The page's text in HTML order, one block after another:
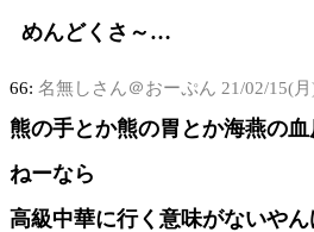
めんどくさ～…
66: 名無しさん＠おーぷん 21/02/15(
熊の手とか熊の胃とか海燕の
ねーなら
高級中華に行く意味がないやん